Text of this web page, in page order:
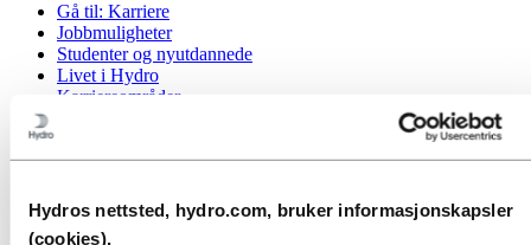
Hydros nettsted, hydro.com, bruker informasjonskapsler
(cookies).
Gå til: Karriere
Jobbmuligheter
Studenter og nyutdannede
Livet i Hydro
Karriereområder
Kontakt og vanlige spørsmål
Gå til:
Investorer
Informasjon for aksjonærer